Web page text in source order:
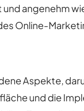
angenehm
Online-
Aspekte,
und die